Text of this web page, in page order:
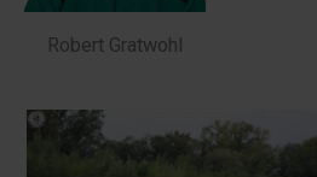
Robert Gratwohl